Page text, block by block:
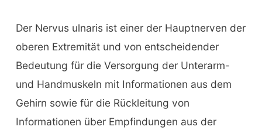
Der Nervus ulnaris ist einer der Hauptnerven der
oberen Extremität und von entscheidender
Bedeutung für die Versorgung der Unterarm-
und Handmuskeln mit Informationen aus dem
Gehirn sowie für die Rückleitung von
Informationen über Empfindungen aus der